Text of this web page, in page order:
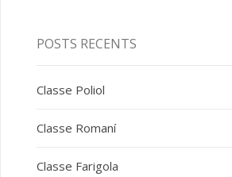
POSTS RECENTS
Classe Poliol
Classe Romaní
Classe Farigola